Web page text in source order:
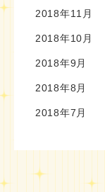
2018年11月
2018年10月
2018年9月
2018年8月
2018年7月